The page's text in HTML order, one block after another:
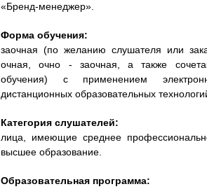
«Бренд-менеджер».
Форма обучения:
заочная (по желанию слушателя или
очная, очно - заочная, а также
обучения) с применением
дистанционных образовательных
Категория слушателей:
лица, имеющие среднее
высшее образование.
Образовательная программа: